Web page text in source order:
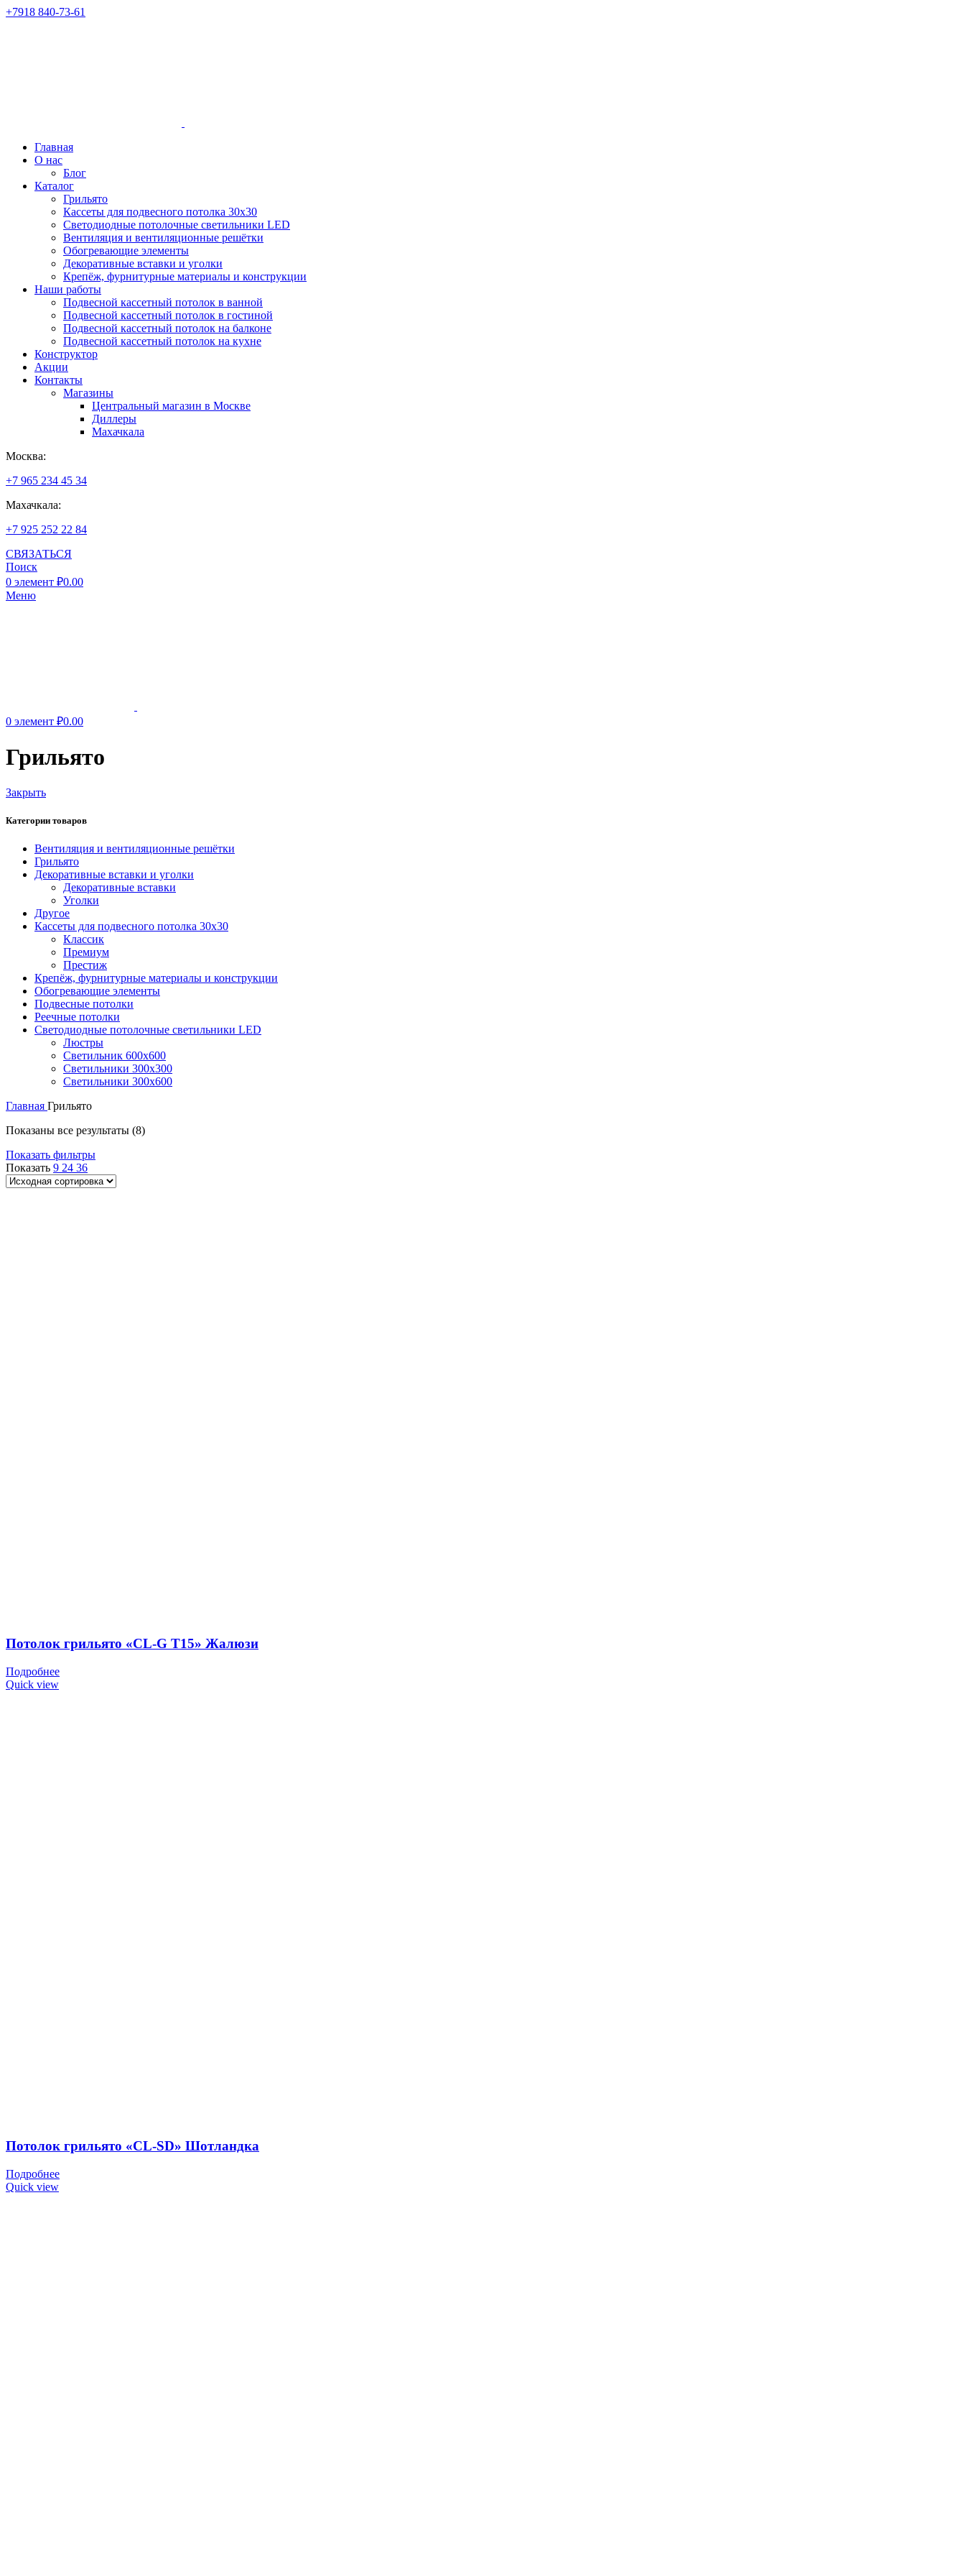
+7918 840-73-61
Главная
О нас
Блог
Каталог
Грильято
Кассеты для подвесного потолка 30х30
Светодиодные потолочные светильники LED
Вентиляция и вентиляционные решётки
Обогревающие элементы
Декоративные вставки и уголки
Крепёж, фурнитурные материалы и конструкции
Наши работы
Подвесной кассетный потолок в ванной
Подвесной кассетный потолок в гостиной
Подвесной кассетный потолок на балконе
Подвесной кассетный потолок на кухне
Конструктор
Акции
Контакты
Магазины
Центральный магазин в Москве
Диллеры
Махачкала
Москва:
+7 965 234 45 34
Махачкала:
+7 925 252 22 84
СВЯЗАТЬСЯ
Поиск
0 элемент ₽0.00
Меню
0 элемент ₽0.00
Грильято
Закрыть
Категории товаров
Вентиляция и вентиляционные решётки
Грильято
Декоративные вставки и уголки
Декоративные вставки
Уголки
Другое
Кассеты для подвесного потолка 30х30
Классик
Премиум
Престиж
Крепёж, фурнитурные материалы и конструкции
Обогревающие элементы
Подвесные потолки
Реечные потолки
Светодиодные потолочные светильники LED
Люстры
Светильник 600х600
Светильники 300х300
Светильники 300х600
Главная Грильято
Показаны все результаты (8)
Показать фильтры
Показать 9 24 36
Потолок грильято «CL-G T15» Жалюзи
Подробнее
Quick view
Потолок грильято «CL-SD» Шотландка
Подробнее
Quick view